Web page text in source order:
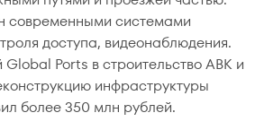
современными системами
доступа, видеонаблюдения.
Ports в строительство АВК и
инфраструктуры
более 350 млн рублей.